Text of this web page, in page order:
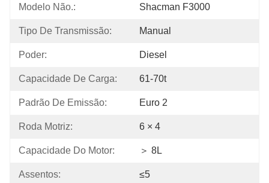
Modelo Não.: Shacman F3000
Tipo De Transmissão: Manual
Poder: Diesel
Capacidade De Carga: 61-70t
Padrão De Emissão: Euro 2
Roda Motriz: 6 × 4
Capacidade Do Motor: ＞ 8L
Assentos: ≤5